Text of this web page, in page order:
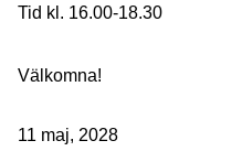
Tid kl. 16.00-18.30
Välkomna!
11 maj, 2028